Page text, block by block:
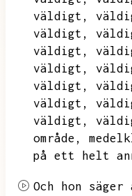
väldigt,
väldigt,
väldigt,
väldigt,
väldigt,
väldigt,
väldigt,
område,
på ett helt
Och hon